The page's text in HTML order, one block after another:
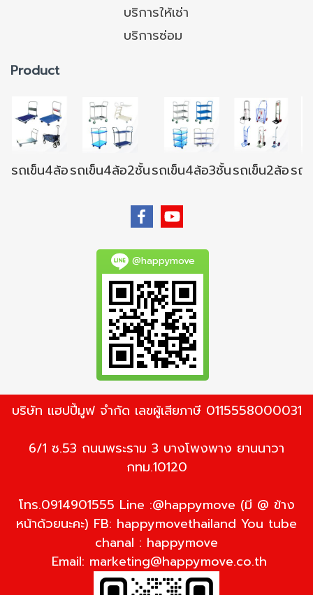
บริการให้เช่า
บริการซ่อม
Product
รถเข็น4ล้อรถเข็น4ล้อ2ชั้นรถเข็น4ล้อ3ชั้นรถเข็น2ล้อรถ
@happymove
บริษัท แฮปปี้มูฟ จำกัด เลขผู้เสียภาษี 0115558000031
6/1 ซ.53 ถนนพระราม 3 บางโพงพาง ยานนาวา
กทม.10120
โทร.0914901555 Line :@happymove (มี @ ข้าง
หน้าด้วยนะคะ) FB: happymovethailand You tube
chanal : happymove
Email: marketing@happymove.co.th